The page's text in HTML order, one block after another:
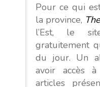
Pour ce qui
la province,
l’Est, le
gratuitement
du jour. Un
avoir accès
articles